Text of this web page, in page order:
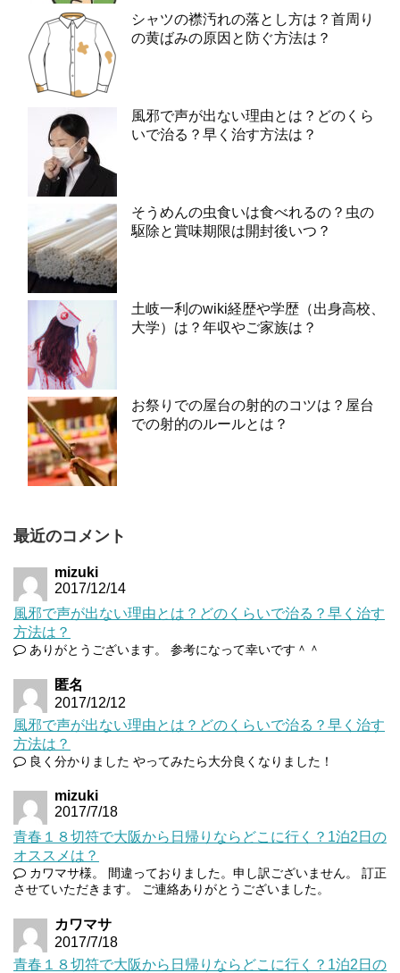
シャツの襟汚れの落とし方は？首周り
の黄ばみの原因と防ぐ方法は？
風邪で声が出ない理由とは？どのくら
いで治る？早く治す方法は？
そうめんの虫食いは食べれるの？虫の
駆除と賞味期限は開封後いつ？
土岐一利のwiki経歴や学歴（出身高校、
大学）は？年収やご家族は？
お祭りでの屋台の射的のコツは？屋台
での射的のルールとは？
最近のコメント
mizuki
2017/12/14
風邪で声が出ない理由とは？どのくらいで治る？早く治す
方法は？
ありがとうございます。 参考になって幸いです＾＾
匿名
2017/12/12
風邪で声が出ない理由とは？どのくらいで治る？早く治す
方法は？
良く分かりました やってみたら大分良くなりました！
mizuki
2017/7/18
青春１８切符で大阪から日帰りならどこに行く？1泊2日の
オススメは？
カワマサ様。 間違っておりました。申し訳ございません。 訂正
させていただきます。 ご連絡ありがとうございました。
カワマサ
2017/7/18
青春１８切符で大阪から日帰りならどこに行く？1泊2日の